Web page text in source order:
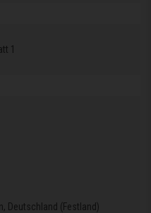
1
, Deutschland (Festland)